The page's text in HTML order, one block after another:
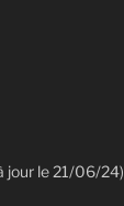
jour le 21/06/24)